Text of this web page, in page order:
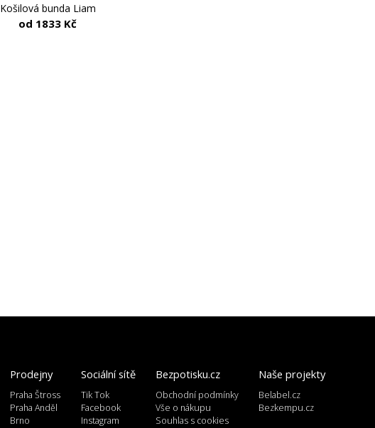
Košilová bunda Liam
od 1833 Kč
Naše projekty
Belabel.cz
Bezkempu.cz
Bezpotisku.cz
Obchodní podmínky
Vše o nákupu
Souhlas s cookies
Sociální sítě
Tik Tok
Facebook
Instagram
Prodejny
Praha Štross
Praha Anděl
Brno